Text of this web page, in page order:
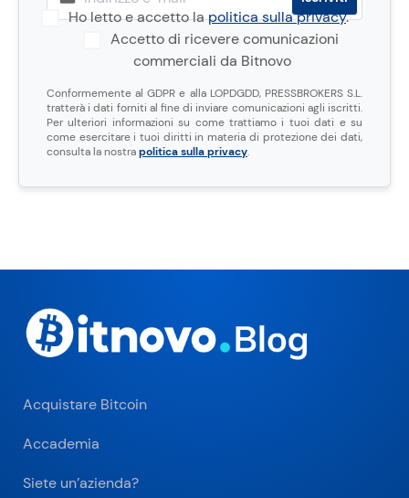
Ho letto e accetto lapolitica sulla privacy.
Accetto di ricevere comunicazioni
commerciali da Bitnovo
Conformemente al GDPR e alla LOPDGDD, PRESSBROKERS S.L.
tratterà i dati forniti al fine di inviare comunicazioni agli iscritti.
Per ulteriori informazioni su come trattiamo i tuoi dati e su
come esercitare i tuoi diritti in materia di protezione dei dati,
consulta la nostrapolitica sulla privacy.
Acquistare Bitcoin
Accademia
Siete un’azienda?